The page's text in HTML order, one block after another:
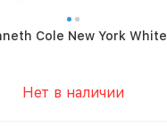
Cole New York White
Нет в наличии